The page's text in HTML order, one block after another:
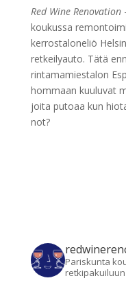
Red Wine Renovation
koukussa
kerrostaloneliö
retkeilyauto. Tätä
rintamamiestalon
hommaan kuuluvat
joita putoaa kun
not?
Pariskunta
retkipakuiluun